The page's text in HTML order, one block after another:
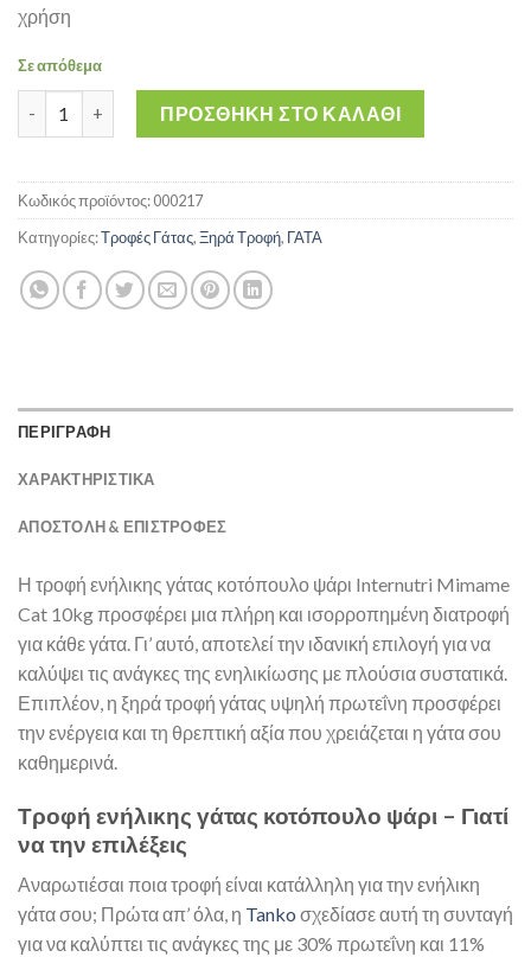
χρήση
Σε απόθεμα
Internutri Mimame Cat 10kg - Τροφή Ενήλικης Γάτας με
ΠΡΟΣΘΉΚΗ ΣΤΟ ΚΑΛΆΘΙ
Κωδικός προϊόντος:000217
Κατηγορίες:Τροφές Γάτας,Ξηρά Τροφή, ΓΑΤΑ
ΠΕΡΙΓΡΑΦΗ
ΧΑΡΑΚΤΗΡΙΣΤΙΚΑ
ΑΠΟΣΤΟΛΉ & ΕΠΙΣΤΡΟΦΈΣ
Η τροφή ενήλικης γάτας κοτόπουλο ψάρι Internutri Mimame
Cat 10kg προσφέρει μια πλήρη και ισορροπημένη διατροφή
για κάθε γάτα. Γι’ αυτό, αποτελεί την ιδανική επιλογή για να
καλύψει τις ανάγκες της ενηλικίωσης με πλούσια συστατικά.
Επιπλέον, η ξηρά τροφή γάτας υψηλή πρωτεΐνη προσφέρει
την ενέργεια και τη θρεπτική αξία που χρειάζεται η γάτα σου
καθημερινά.
Τροφή ενήλικης γάτας κοτόπουλο ψάρι – Γιατί
να την επιλέξεις
Αναρωτιέσαι ποια τροφή είναι κατάλληλη για την ενήλικη
γάτα σου; Πρώτα απ’ όλα, η Tanko σχεδίασε αυτή τη συνταγή
για να καλύπτει τις ανάγκες της με 30% πρωτεΐνη και 11%